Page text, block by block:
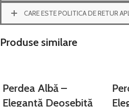
CARE ESTE POLITICA DE RETUR
Produse similare
Perdea Albă –
Eleganță Deosebită